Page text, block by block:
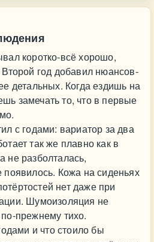
коротко-всё хорошо,
год добавил нюансов-
детальных. Когда ездишь на
замечать то, что в первые
с годами: вариатор за два
так же плавно как в
не разболталась,
появилось. Кожа на сиденьях
нет даже при
Шумоизоляция не
прежнему тихо.
и что стоило бы